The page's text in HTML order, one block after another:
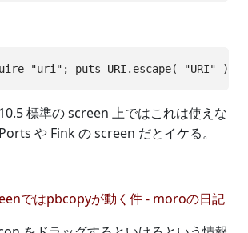
標準の screen 上ではこれは使えな
や Fink の screen だとイケる。
ではpbcopyが動く件 - moroの日記